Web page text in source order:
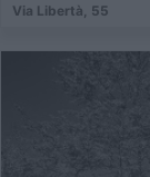
Via Libertà, 55